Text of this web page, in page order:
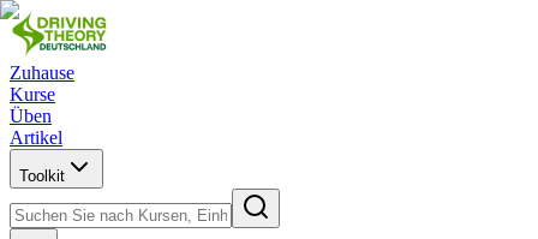
Zuhause
Kurse
Üben
Artikel
Toolkit